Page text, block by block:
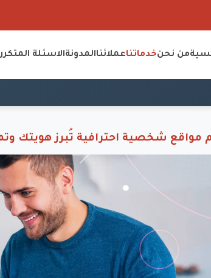
من نحنخدماتناعملائناالمدونةالاسئلة
مواقع شخصية احترافية تُبرز هويتك